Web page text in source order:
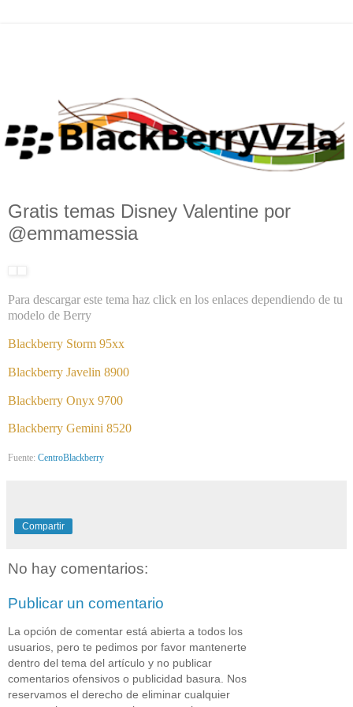
Gratis temas ​Disney Valentine por
@emmamessia
Para descargar este tema haz click en los enlaces dependiendo de tu
modelo de Berry
Blackberry Storm 95xx
Blackberry Javelin 8900
Blackberry Onyx 9700
Blackberry Gemini 8520
Fuente: CentroBlackberry
Compartir
No hay comentarios:
Publicar un comentario
La opción de comentar está abierta a todos los
usuarios, pero te pedimos por favor mantenerte
dentro del tema del artículo y no publicar
comentarios ofensivos o publicidad basura. Nos
reservamos el derecho de eliminar cualquier